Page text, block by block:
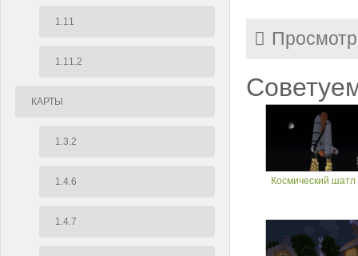
1.11
1.11.2
КАРТЫ
1.3.2
1.4.6
1.4.7
Космический шатл